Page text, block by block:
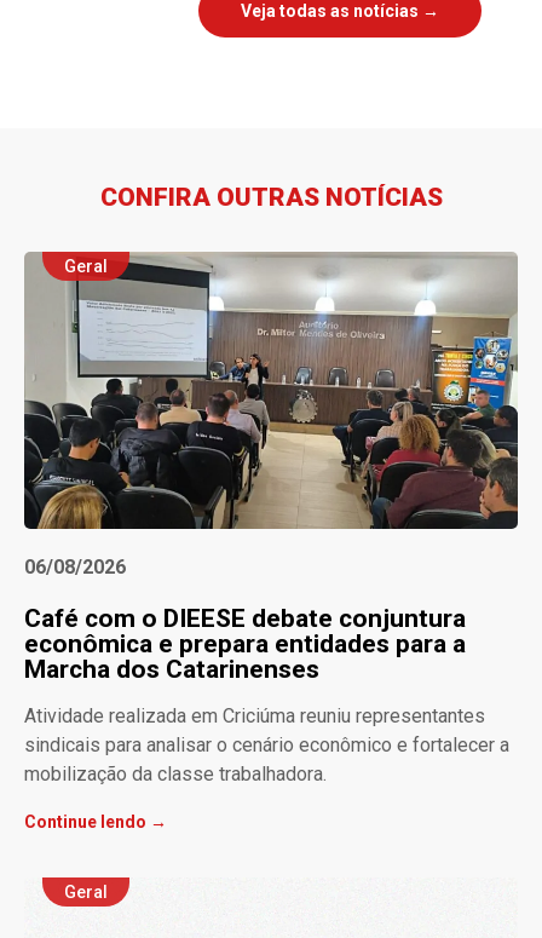
Veja todas as notícias →
CONFIRA OUTRAS NOTÍCIAS
Geral
06/08/2026
Café com o DIEESE debate conjuntura
econômica e prepara entidades para a
Marcha dos Catarinenses
Atividade realizada em Criciúma reuniu representantes
sindicais para analisar o cenário econômico e fortalecer a
mobilização da classe trabalhadora.
Continue lendo →
Geral